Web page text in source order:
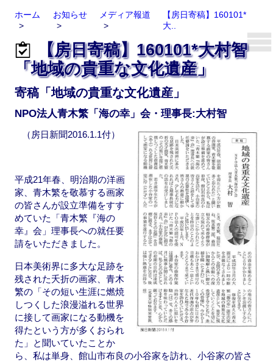
ホーム お知らせ メディア報道
【房日寄稿】160101*
大..
【房日寄稿】160101*大村智
「地域の貴重な文化遺産」
寄稿「地域の貴重な文化遺産」
NPO法人青木繁「海の幸」会・理事長:大村智
（房日新聞2016.1.1付）
平成21年春、明治期の洋画
家、青木繁を敬慕する画家
の皆さんが設立準備をすす
めていた「青木繁『海の
幸』会」理事長への就任要
請をいただきました。
日本美術界に多大な足跡を
残された夭折の画家、青木
繁の「その短い生涯に燃焼
しつくした浪漫溢れる世界
に接して画家になる動機を
得たという方が多くおられ
た」と聞いていたことか
ら、私は単身、館山市布良の小谷家を訪れ、小谷家の皆さ